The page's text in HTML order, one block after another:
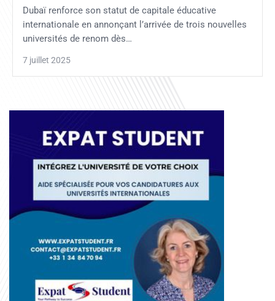
Dubaï renforce son statut de capitale éducative
internationale en annonçant l’arrivée de trois nouvelles
universités de renom dès…
7 juillet 2025